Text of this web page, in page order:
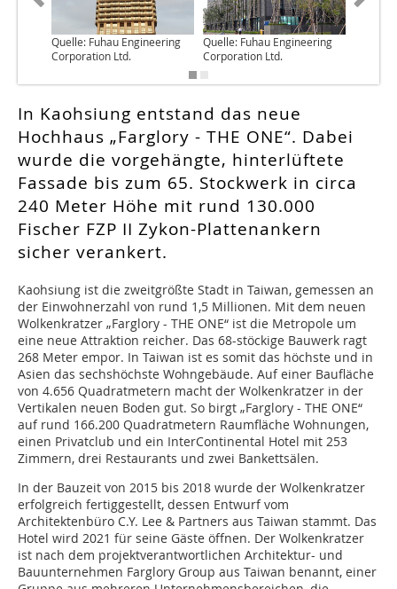
Quelle: Fuhau Engineering
Corporation Ltd.
Quelle: Fuhau Engineering
Corporation Ltd.
In Kaohsiung entstand das neue
Hochhaus „Farglory - THE ONE“. Dabei
wurde die vorgehängte, hinterlüftete
Fassade bis zum 65. Stockwerk in circa
240 Meter Höhe mit rund 130.000
Fischer FZP II Zykon-Plattenankern
sicher verankert.
Kaohsiung ist die zweitgrößte Stadt in Taiwan, gemessen an
der Einwohnerzahl von rund 1,5 Millionen. Mit dem neuen
Wolkenkratzer „Farglory - THE ONE“ ist die Metropole um
eine neue Attraktion reicher. Das 68-stöckige Bauwerk ragt
268 Meter empor. In Taiwan ist es somit das höchste und in
Asien das sechshöchste Wohngebäude. Auf einer Baufläche
von 4.656 Quadratmetern macht der Wolkenkratzer in der
Vertikalen neuen Boden gut. So birgt „Farglory - THE ONE“
auf rund 166.200 Quadratmetern Raumfläche Wohnungen,
einen Privatclub und ein InterContinental Hotel mit 253
Zimmern, drei Restaurants und zwei Bankettsälen.
In der Bauzeit von 2015 bis 2018 wurde der Wolkenkratzer
erfolgreich fertiggestellt, dessen Entwurf vom
Architektenbüro C.Y. Lee & Partners aus Taiwan stammt. Das
Hotel wird 2021 für seine Gäste öffnen. Der Wolkenkratzer
ist nach dem projektverantwortlichen Architektur- und
Bauunternehmen Farglory Group aus Taiwan benannt, einer